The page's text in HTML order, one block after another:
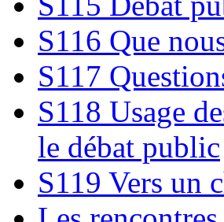
S116 Que
S117
S118 Usage
le débat public
S119 Vers un